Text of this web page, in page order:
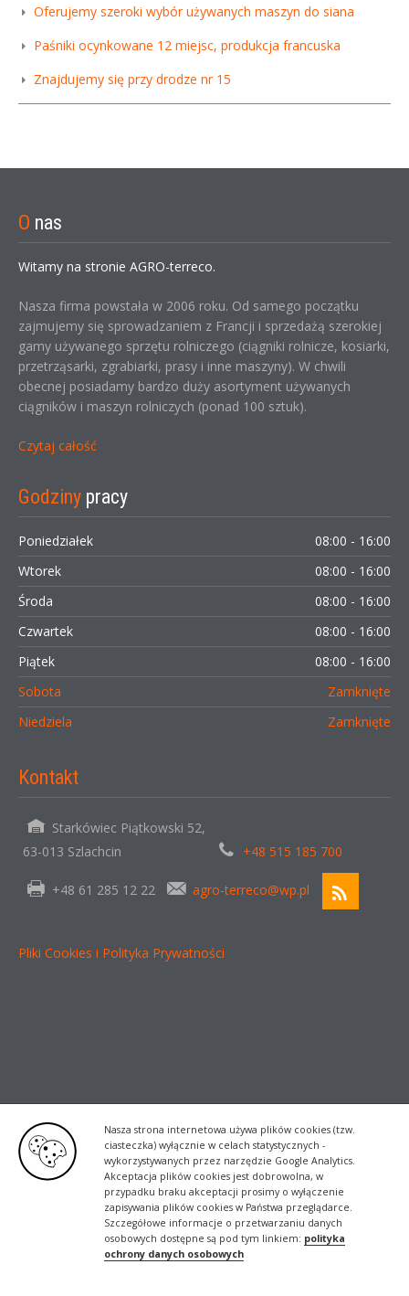
Nasza strona internetowa używa plików cookies (tzw.
ciasteczka) wyłącznie w celach statystycznych -
wykorzystywanych przez narzędzie Google Analytics.
Akceptacja plików cookies jest dobrowolna, w
przypadku braku akceptacji prosimy o wyłączenie
zapisywania plików cookies w Państwa przeglądarce.
Szczegółowe informacje o przetwarzaniu danych
osobowych dostępne są pod tym linkiem: polityka
ochrony danych osobowych
Oferujemy szeroki wybór używanych maszyn do siana
Paśniki ocynkowane 12 miejsc, produkcja francuska
Znajdujemy się przy drodze nr 15
O nas
Witamy na stronie AGRO-terreco.
Nasza firma powstała w 2006 roku. Od samego początku
zajmujemy się sprowadzaniem z Francji i sprzedażą szerokiej
gamy używanego sprzętu rolniczego (ciągniki rolnicze, kosiarki,
przetrząsarki, zgrabiarki, prasy i inne maszyny). W chwili
obecnej posiadamy bardzo duży asortyment używanych
ciągników i maszyn rolniczych (ponad 100 sztuk).
Czytaj całość
Godziny pracy
Poniedziałek
08:00 - 16:00
Wtorek
08:00 - 16:00
Środa
08:00 - 16:00
Czwartek
08:00 - 16:00
Piątek
08:00 - 16:00
Sobota
Zamknięte
Niedziela
Zamknięte
Kontakt
Starkówiec Piątkowski 52,
63-013 Szlachcin
+48 515 185 700
+48 61 285 12 22 agro-terreco@wp.pl
Pliki Cookies i Polityka Prywatności